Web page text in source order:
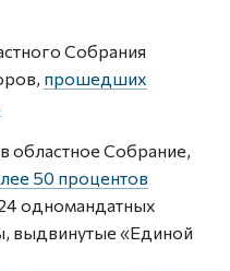
Собрания
прошедших
областное Собрание,
50 процентов
24 одномандатных
выдвинутые «Единой